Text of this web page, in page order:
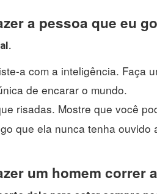
a pessoa que eu
a com a inteligência. Faça
de encarar o mundo.
risadas. Mostre que você
que ela nunca tenha ouvido
um homem correr